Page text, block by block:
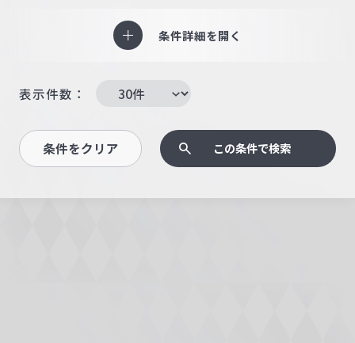
条件詳細を開く
表示件数：
条件をクリア この条件で検索